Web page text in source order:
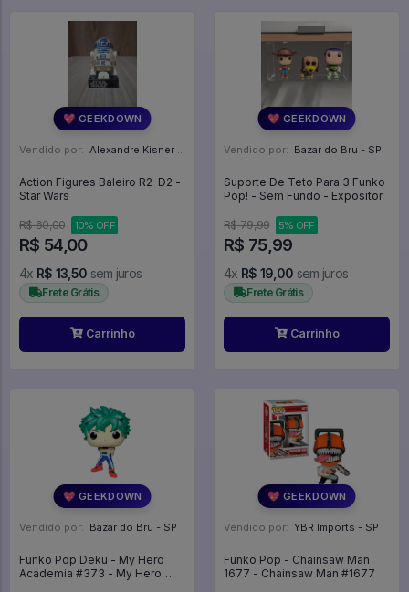
💖 GEEKDOWN
Vendido por: Alexandre Kisner - PR
Action Figures Baleiro R2-D2 -
Star Wars
R$ 60,00 10% OFF
R$ 54,00
4x R$ 13,50 sem juros
Frete Grátis
Carrinho
💖 GEEKDOWN
Vendido por: Bazar do Bru - SP
Suporte De Teto Para 3 Funko
Pop! - Sem Fundo - Expositor
R$ 79,99 5% OFF
R$ 75,99
4x R$ 19,00 sem juros
Frete Grátis
Carrinho
💖 GEEKDOWN
Vendido por: Bazar do Bru - SP
Funko Pop Deku - My Hero
Academia #373 - My Hero
💖 GEEKDOWN
Vendido por: YBR Imports - SP
Funko Pop - Chainsaw Man
1677 - Chainsaw Man #1677